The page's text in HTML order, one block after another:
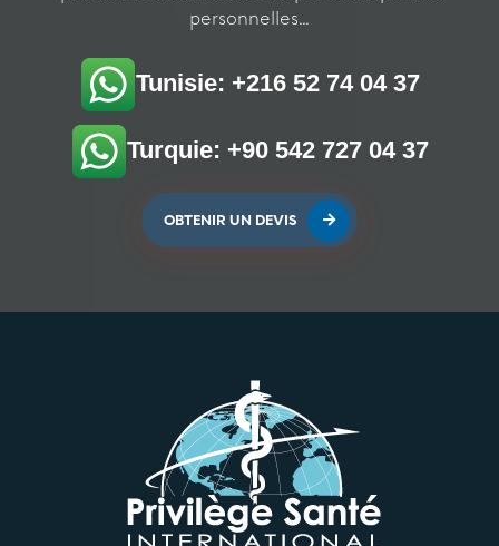
personnelles...
Tunisie: +216 52 74 04 37
Turquie: +90 542 727 04 37
OBTENIR UN DEVIS